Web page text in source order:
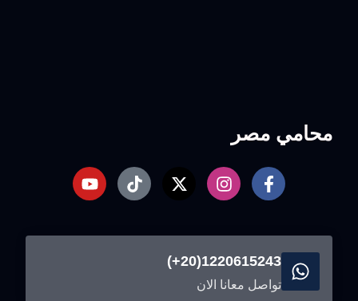
محامي مصر
1220615243(20+)
تواصل معانا الان